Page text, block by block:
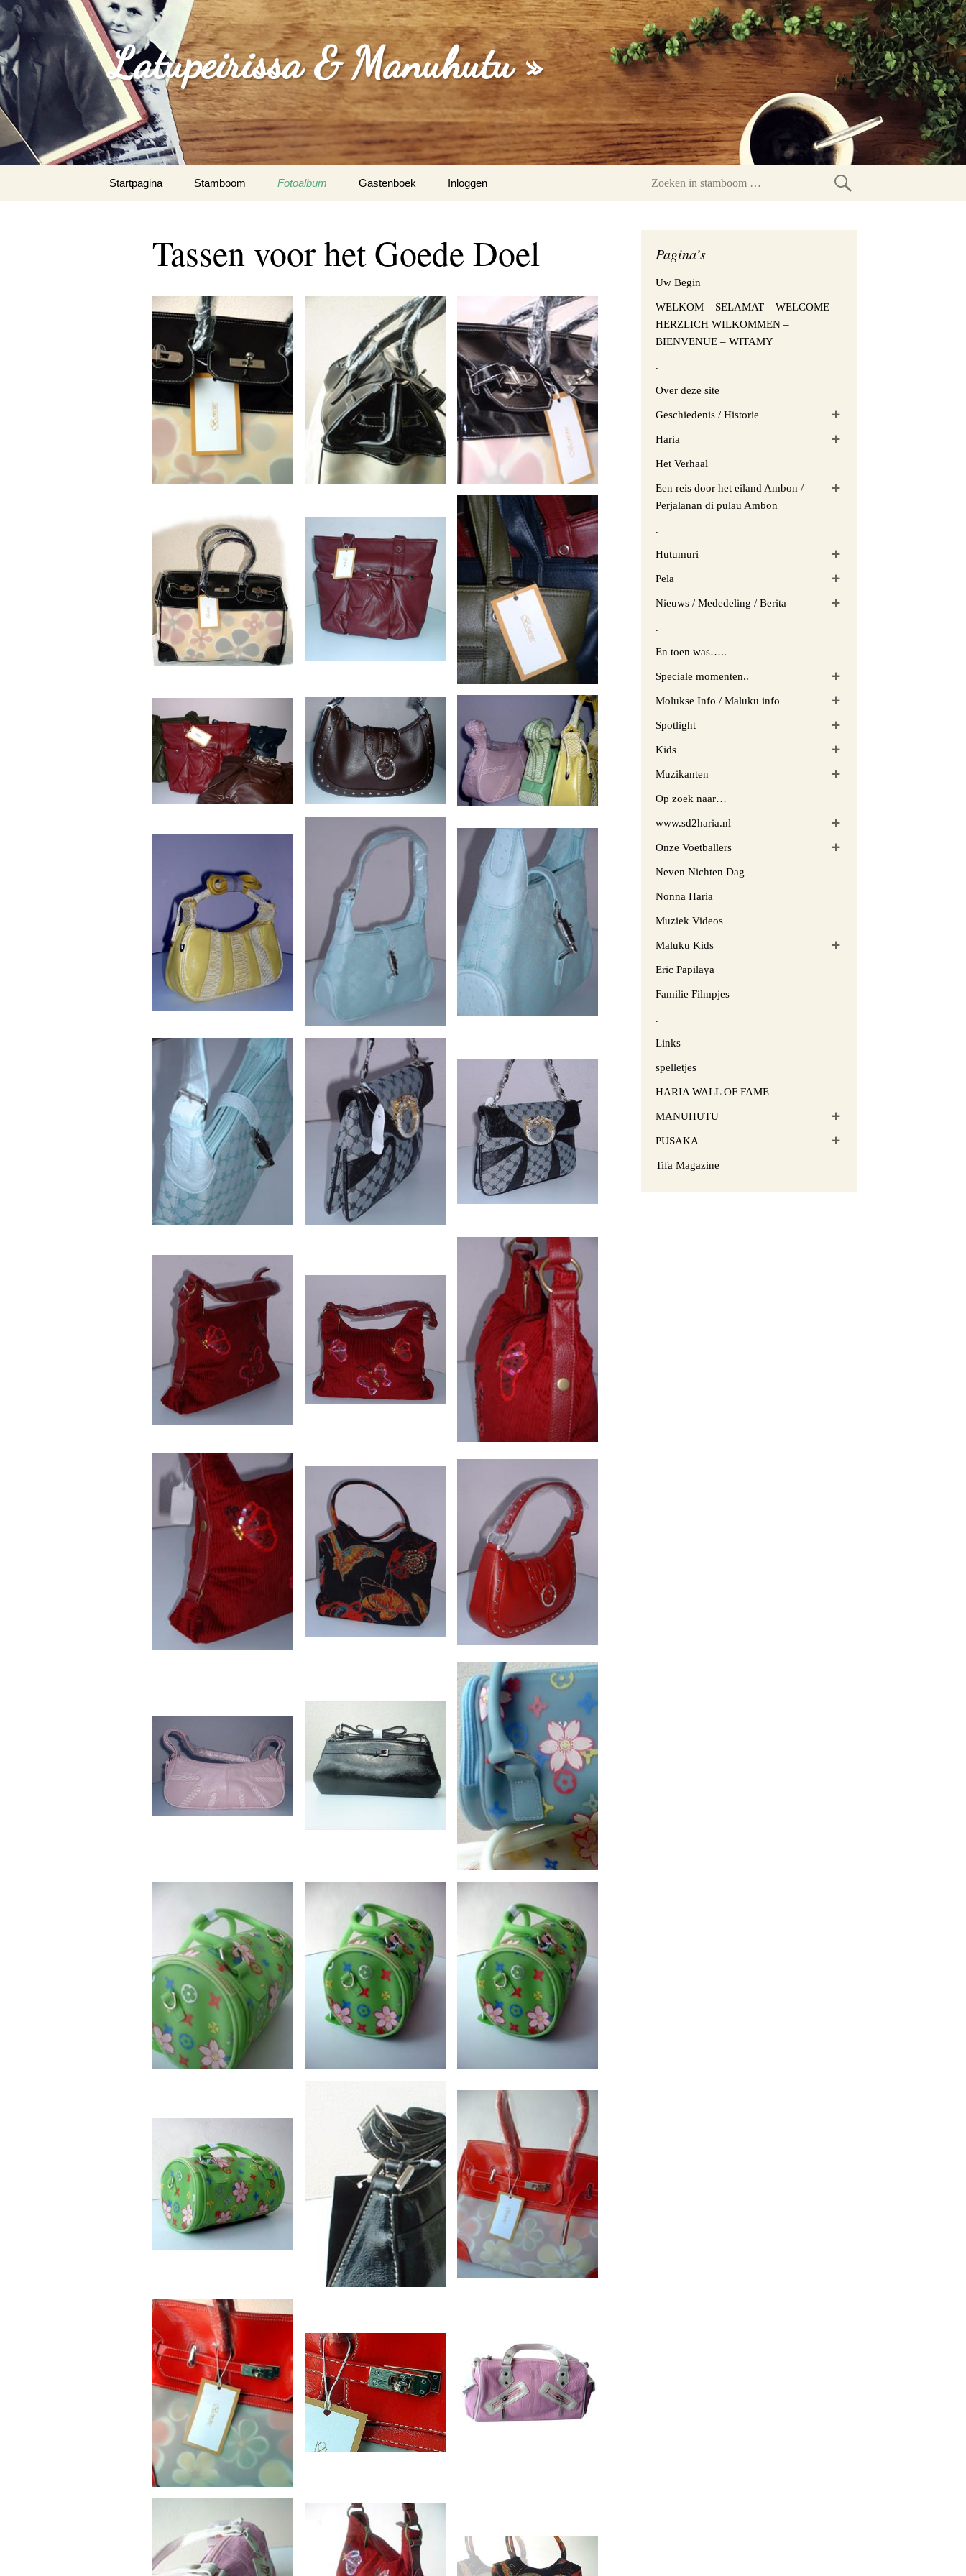
Latupeirissa & Manuhutu »
naar
Startpagina Stamboom Fotoalbum
Albrecht Dakriet & Els Latupeirissa
Amang Latupeirissa (Apeldoorn)
Awas Latupeirissa & Juliana Papilaya
BB Party
Boetje Manuhutu & Hermien
Latupeirissa
Danny Nijenhuis & Patricia Slager
Dansen voor Haria
David Manuhutu & Greet Mahakena
Oost Souburg
Fheros Latupeirissa & Coba Tamaela
HARIA DAG 17-06-2006
Haria zaalvoetbal toernooi 2005
Hative Kerstviering 2008 Jakarta
Jahja Tigele & Els Latupeirissa
Janus Latupeirissa & Rika Souisa
Joop Neijenhuis & Hermien
Latupeirissa
Julius Parinussa & Johanna Manuhutu
(Vught)
Kel.Pastora besar
Lies Holman Ruhulessin
Lillian Post Netto – Ron Post
Makanan Maluku
Manuhutu Dag 2006
Manuhutu dag 2008
Max Waelauruw & Jo Lekatompessy
maxwadji
Mingus Ayal & Susan Latupeirissa
Molukse klederdracht
Mooi Maluku
Neven Nichten Dag Marcel Manuhutu
niet zichtbaar
Nimrod Patty (Vught) & Agus
Latupeirissa
Njong Berhitu & Marie Manuhutu
Oma Iema Wattimena opa Utju
Oma Ketie Wattimena Sipasulta
Parera & Hannah Manuhutu (Ambon)
Pela dag 2005
Simon Latupeirissa (Groningen) & Alie
de Jong
Tarik Yassin Dakriet
Tjak Latupeirissa (Vught)
Walter Latupeirissa
Xander Houtkoop
xander story
Gastenboek
Inloggen
Zoeken
Tassen voor het Goede Doel Pagina’s
Uw Begin
WELKOM – SELAMAT – WELCOME –
HERZLICH WILKOMMEN –
BIENVENUE – WITAMY
.
Over deze site
Geschiedenis / Historie
Haria
Het Verhaal
Een reis door het eiland Ambon /
Perjalanan di pulau Ambon
.
Hutumuri
Pela
Nieuws / Mededeling / Berita
.
En toen was…..
Speciale momenten..
Molukse Info / Maluku info
Spotlight
Kids
Muzikanten
Op zoek naar…
www.sd2haria.nl
Onze Voetballers
Neven Nichten Dag
Nonna Haria
Muziek Videos
Maluku Kids
Eric Papilaya
Familie Filmpjes
.
Links
spelletjes
HARIA WALL OF FAME
MANUHUTU
PUSAKA
Tifa Magazine